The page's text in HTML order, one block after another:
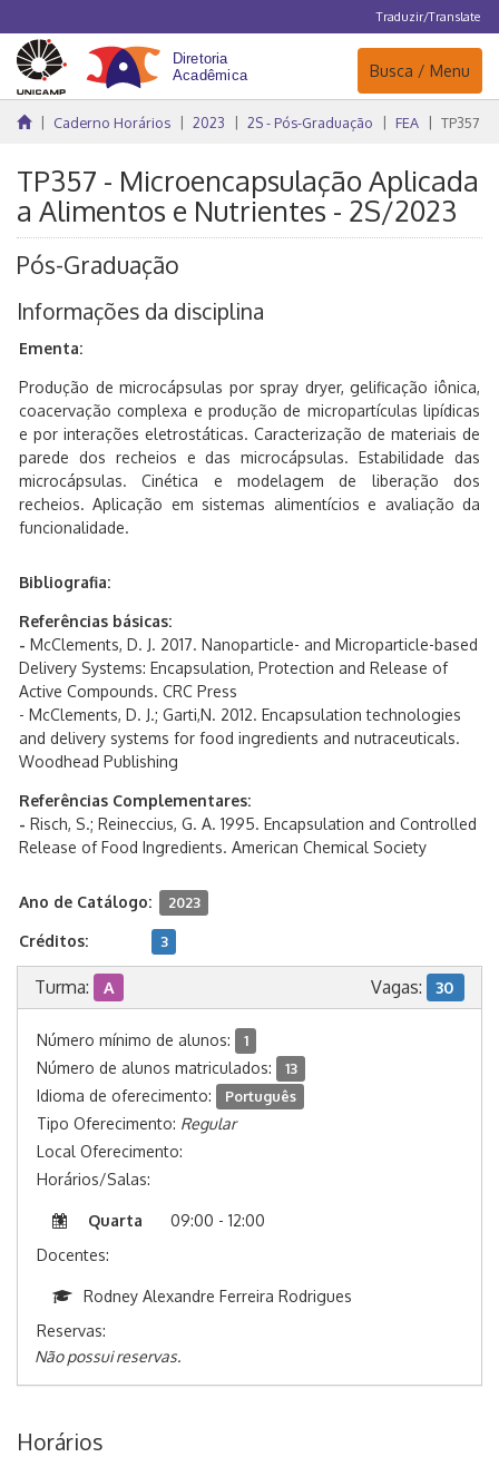
Traduzir/Translate
Navegação
Busca / Menu
Caderno Horários 2023 2S - Pós-Graduação FEA TP357
TP357 - Microencapsulação Aplicada
a Alimentos e Nutrientes - 2S/2023
Pós-Graduação
Informações da disciplina
Ementa:
Produção de microcápsulas por spray dryer, gelificação iônica,
coacervação complexa e produção de micropartículas lipídicas
e por interações eletrostáticas. Caracterização de materiais de
parede dos recheios e das microcápsulas. Estabilidade das
microcápsulas. Cinética e modelagem de liberação dos
recheios. Aplicação em sistemas alimentícios e avaliação da
funcionalidade.
Bibliografia:
Referências básicas:
- McClements, D. J. 2017. Nanoparticle- and Microparticle-based
Delivery Systems: Encapsulation, Protection and Release of
Active Compounds. CRC Press
- McClements, D. J.; Garti,N. 2012. Encapsulation technologies
and delivery systems for food ingredients and nutraceuticals.
Woodhead Publishing
Referências Complementares:
- Risch, S.; Reineccius, G. A. 1995. Encapsulation and Controlled
Release of Food Ingredients. American Chemical Society
Ano de Catálogo: 2023
Créditos: 3
Turma: A Vagas: 30
Número mínimo de alunos: 1
Número de alunos matriculados: 13
Idioma de oferecimento: Português
Tipo Oferecimento: Regular
Local Oferecimento:
Horários/Salas:
Quarta
09:00 - 12:00
Docentes:
Rodney Alexandre Ferreira Rodrigues
Reservas:
Não possui reservas.
Horários